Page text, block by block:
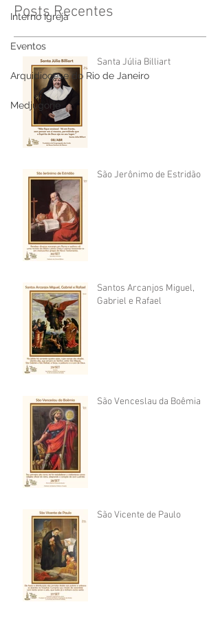
Interno Igreja
Eventos
Arquidiocese do Rio de Janeiro
Medjugorje
Posts Recentes
Santa Júlia Billiart
São Jerônimo de Estridão
Santos Arcanjos Miguel,
Gabriel e Rafael
São Venceslau da Boêmia
São Vicente de Paulo